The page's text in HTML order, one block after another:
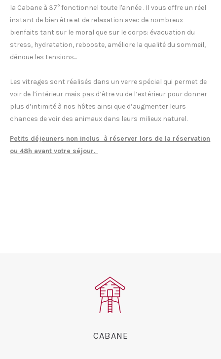
la Cabane à 37° fonctionnel toute l'année . Il vous offre un réel
instant de bien être et de relaxation avec de nombreux
bienfaits tant sur le moral que sur le corps: évacuation du
stress, hydratation, rebooste, améliore la qualité du sommeil,
dénoue les tensions...
Les vitrages sont réalisés dans un verre spécial qui permet de
voir de l’intérieur mais pas d’être vu de l’extérieur pour donner
plus d’intimité à nos hôtes ainsi que d’augmenter leurs
chances de voir des animaux dans leurs milieux naturel.
Petits déjeuners non inclus à réserver lors de la réservation
ou 48h avant votre séjour.
CABANE